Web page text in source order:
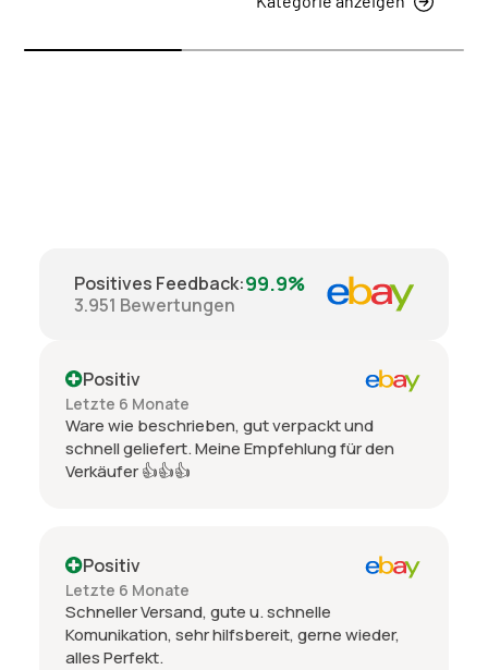
Positives Feedback:99.9%
3.951 Bewertungen
Positiv
Letzte 6 Monate
Ware wie beschrieben, gut verpackt und
schnell geliefert. Meine Empfehlung für den
Verkäufer 👍👍👍
Positiv
Letzte 6 Monate
Schneller Versand, gute u. schnelle
Komunikation, sehr hilfsbereit, gerne wieder,
alles Perfekt.